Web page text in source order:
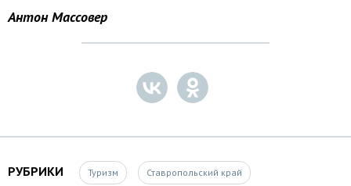
Антон Массовер
РУБРИКИ Туризм Ставропольский край